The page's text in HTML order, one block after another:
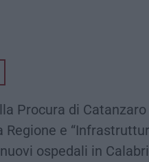
Procura di
e
ospedali in